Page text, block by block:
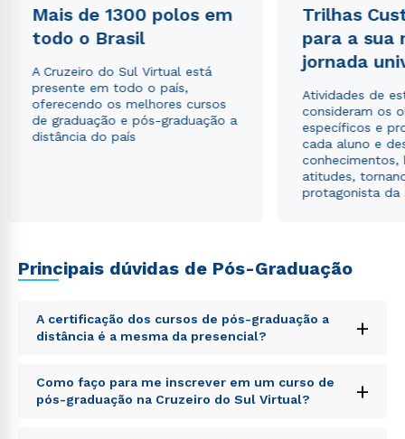
Mais de 1300 polos em
todo o Brasil
A Cruzeiro do Sul Virtual está
presente em todo o país,
oferecendo os melhores cursos
de graduação e pós-graduação a
distância do país
Trilhas
para a sua
jornada
Atividades de
consideram os
específicos e
cada aluno e
conhecimentos,
atitudes,
protagonista da
Principais dúvidas de Pós-Graduação
A certificação dos cursos de pós-graduação a
distância é a mesma da presencial?
+
Sed ut perspiciatis unde omnis iste natus error sit
voluptatem accusantium doloremque laudantium,
totam rem aperiam, eaque ipsa quae ab illo inventore
Como faço para me inscrever em um curso de
pós-graduação na Cruzeiro do Sul Virtual?
+